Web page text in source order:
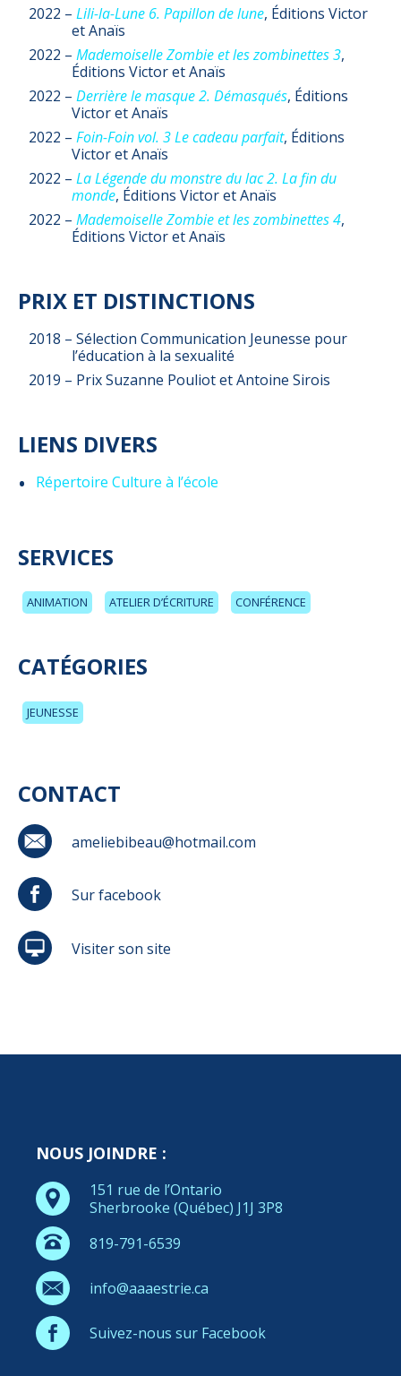
2022 – Lili-la-Lune 6. Papillon de lune, Éditions Victor
et Anaïs
2022 – Mademoiselle Zombie et les zombinettes 3,
Éditions Victor et Anaïs
2022 – Derrière le masque 2. Démasqués, Éditions
Victor et Anaïs
2022 – Foin-Foin vol. 3 Le cadeau parfait, Éditions
Victor et Anaïs
2022 – La Légende du monstre du lac 2. La fin du
monde, Éditions Victor et Anaïs
2022 – Mademoiselle Zombie et les zombinettes 4,
Éditions Victor et Anaïs
PRIX ET DISTINCTIONS
2018 – Sélection Communication Jeunesse pour
l’éducation à la sexualité
2019 – Prix Suzanne Pouliot et Antoine Sirois
LIENS DIVERS
Répertoire Culture à l’école
SERVICES
ANIMATION ATELIER D’ÉCRITURE CONFÉRENCE
CATÉGORIES
JEUNESSE
CONTACT
ameliebibeau@hotmail.com
Sur facebook
Visiter son site
NOUS JOINDRE :
151 rue de l’Ontario
Sherbrooke (Québec) J1J 3P8
819-791-6539
info@aaaestrie.ca
Suivez-nous sur Facebook